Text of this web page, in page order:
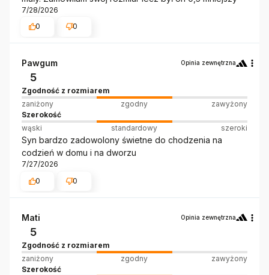
7/28/2026
0
0
Pawgum Opinia zewnętrzna
5
Zgodność z rozmiarem
zaniżony
zgodny
zawyżony
Szerokość
wąski
standardowy szeroki
Syn bardzo zadowolony świetne do chodzenia na
codzień w domu i na dworzu
7/27/2026
0
0
Mati Opinia zewnętrzna
5
Zgodność z rozmiarem
zaniżony
zgodny
zawyżony
Szerokość